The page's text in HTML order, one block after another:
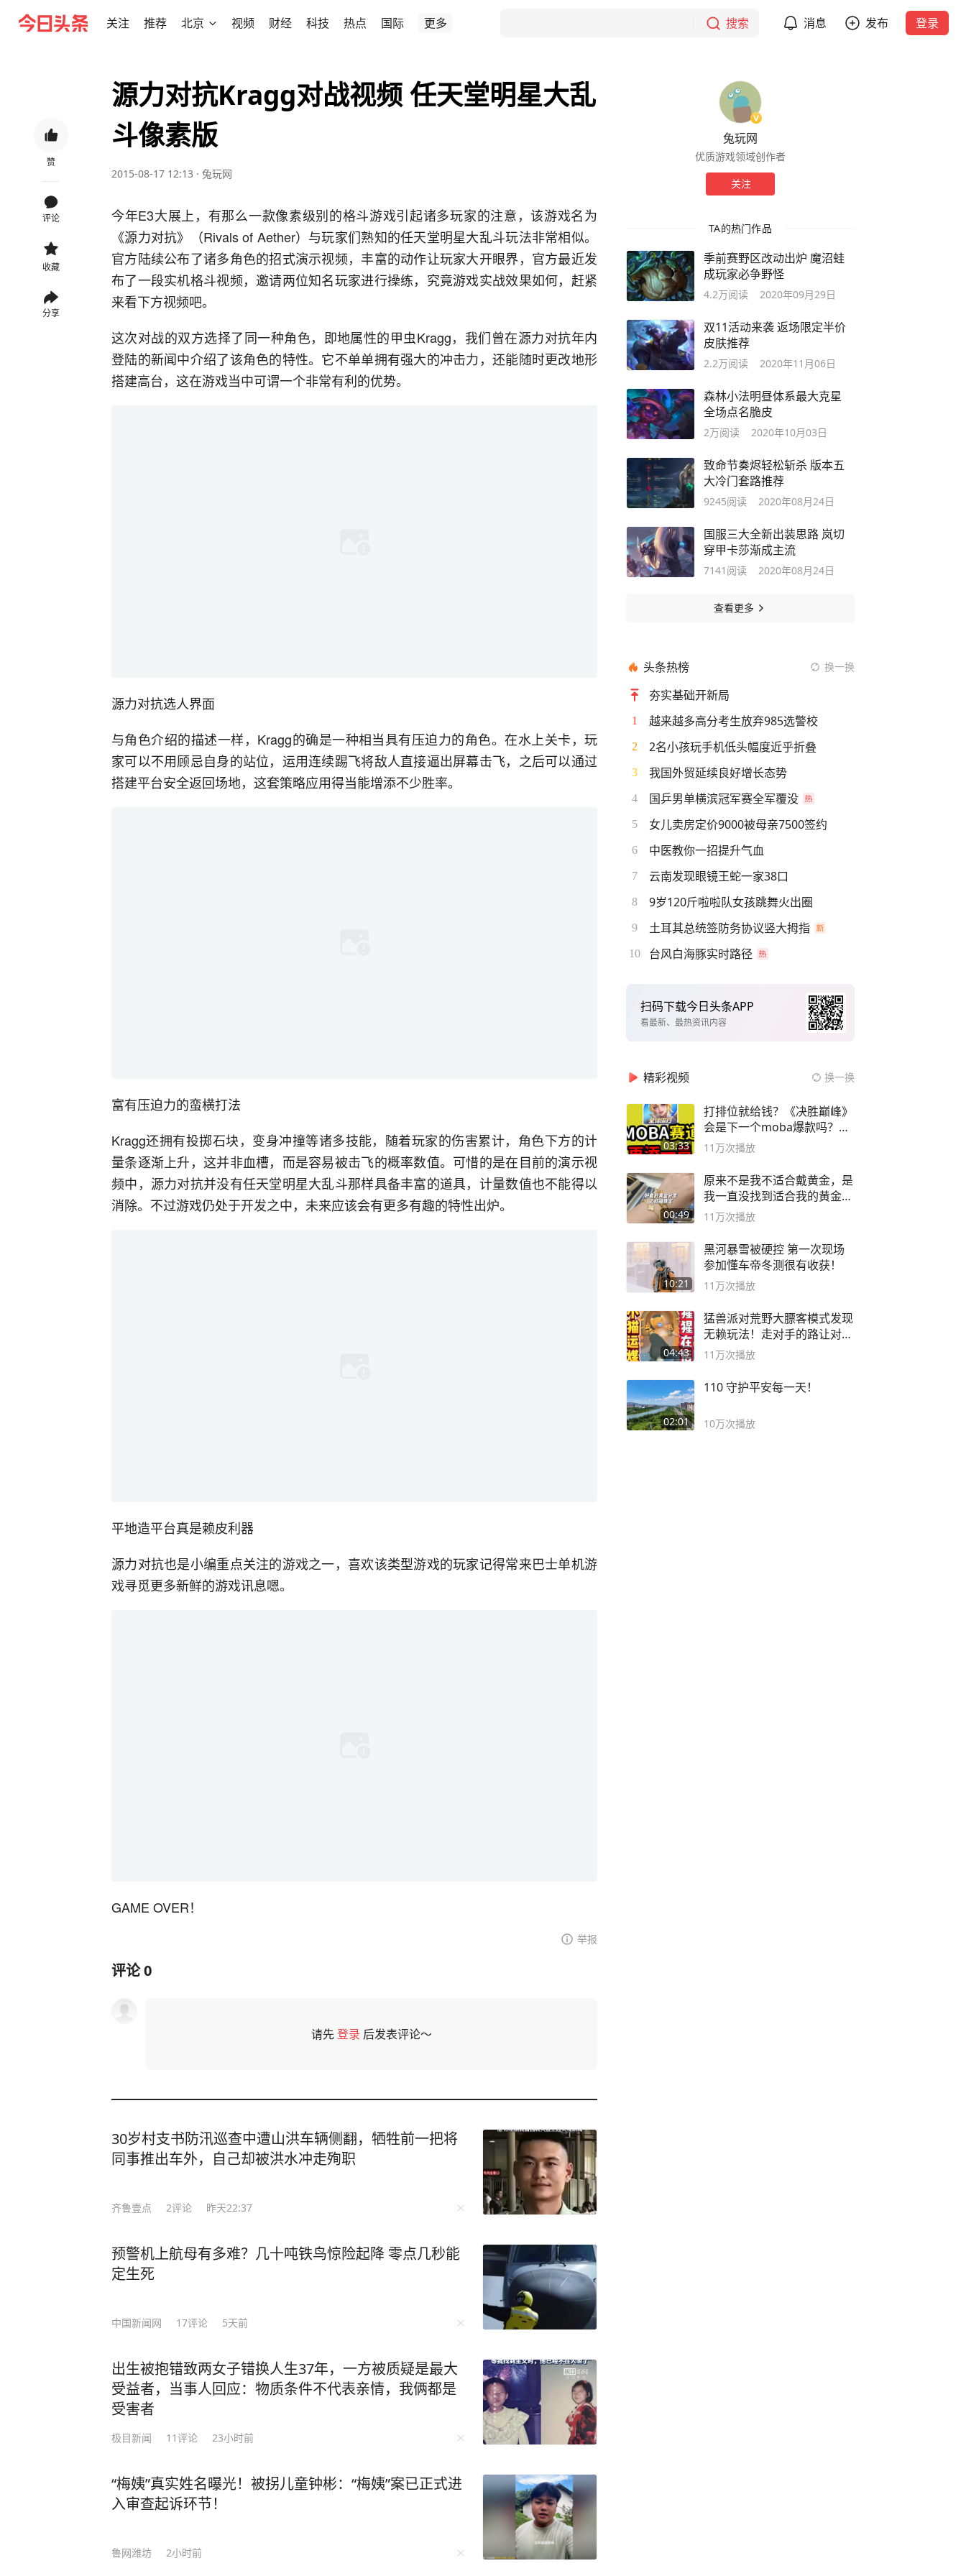
关注 推荐 北京 视频 财经 科技 热点 国际 更多 搜索 消息 发布 登录
赞
评论
收藏
分享
源力对抗Kragg对战视频 任天堂明星大乱
斗像素版
2015-08-17 12:13 · 兔玩网
今年E3大展上，有那么一款像素级别的格斗游戏引起诸多玩家的注意，该游戏名为
《源力对抗》（Rivals of Aether）与玩家们熟知的任天堂明星大乱斗玩法非常相似。
官方陆续公布了诸多角色的招式演示视频，丰富的动作让玩家大开眼界，官方最近发
布了一段实机格斗视频，邀请两位知名玩家进行操练，究竟游戏实战效果如何，赶紧
来看下方视频吧。
这次对战的双方选择了同一种角色，即地属性的甲虫Kragg，我们曾在源力对抗年内
登陆的新闻中介绍了该角色的特性。它不单单拥有强大的冲击力，还能随时更改地形
搭建高台，这在游戏当中可谓一个非常有利的优势。
源力对抗选人界面
与角色介绍的描述一样，Kragg的确是一种相当具有压迫力的角色。在水上关卡，玩
家可以不用顾忌自身的站位，运用连续踢飞将敌人直接逼出屏幕击飞，之后可以通过
搭建平台安全返回场地，这套策略应用得当能增添不少胜率。
富有压迫力的蛮横打法
Kragg还拥有投掷石块，变身冲撞等诸多技能，随着玩家的伤害累计，角色下方的计
量条逐渐上升，这并非血槽，而是容易被击飞的概率数值。可惜的是在目前的演示视
频中，源力对抗并没有任天堂明星大乱斗那样具备丰富的道具，计量数值也不能得以
消除。不过游戏仍处于开发之中，未来应该会有更多有趣的特性出炉。
平地造平台真是赖皮利器
源力对抗也是小编重点关注的游戏之一，喜欢该类型游戏的玩家记得常来巴士单机游
戏寻觅更多新鲜的游戏讯息嗯。
GAME OVER！
举报
评论0
请先登录 后发表评论～
30岁村支书防汛巡查中遭山洪车辆侧翻，牺牲前一把将
同事推出车外，自己却被洪水冲走殉职
齐鲁壹点 2评论 昨天22:37
预警机上航母有多难？几十吨铁鸟惊险起降 零点几秒能
定生死
中国新闻网 17评论 5天前
出生被抱错致两女子错换人生37年，一方被质疑是最大
受益者，当事人回应：物质条件不代表亲情，我俩都是
受害者
极目新闻 11评论 23小时前
“梅姨”真实姓名曝光！被拐儿童钟彬：“梅姨”案已正式进
入审查起诉环节！
鲁网潍坊 2小时前
兔玩网
优质游戏领域创作者
关注
TA的热门作品
季前赛野区改动出炉 魔沼蛙
成玩家必争野怪
4.2万阅读 2020年09月29日
双11活动来袭 返场限定半价
皮肤推荐
2.2万阅读 2020年11月06日
森林小法明昼体系最大克星
全场点名脆皮
2万阅读 2020年10月03日
致命节奏烬轻松斩杀 版本五
大冷门套路推荐
9245阅读 2020年08月24日
国服三大全新出装思路 岚切
穿甲卡莎渐成主流
7141 阅读 2020年08月24日
查看更多
头条热榜 换一换
夯实基础开新局
1 越来越多高分考生放弃985选警校
2 2名小孩玩手机低头幅度近乎折叠
3 我国外贸延续良好增长态势
4 国乒男单横滨冠军赛全军覆没
5 女儿卖房定价9000被母亲7500签约
6 中医教你一招提升气血
7 云南发现眼镜王蛇一家38口
8 9岁120斤啦啦队女孩跳舞火出圈
9 土耳其总统签防务协议竖大拇指
10 台风白海豚实时路径
扫码下载今日头条APP
看最新、最热资讯内容
精彩视频 换一换
03:33
打排位就给钱？《决胜巅峰》
会是下一个moba爆款吗？#
决胜巅峰
11万次播放
00:49
原来不是我不适合戴黄金，是
我一直没找到适合我的黄金
😭
11万次播放
10:21
黑河暴雪被硬控 第一次现场
参加懂车帝冬测很有收获！
11万次播放
04:43
猛兽派对荒野大膘客模式发现
无赖玩法！走对手的路让对手
无路可走
11万次播放
02:01
110 守护平安每一天！
10万次播放